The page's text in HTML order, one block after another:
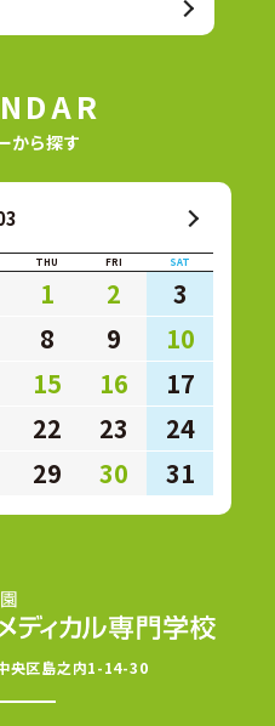
から探す
THU FRI SAT
1 2
3
8 9
10
15 16
17
22 23
24
29 30 31
央区島之内1-14-30